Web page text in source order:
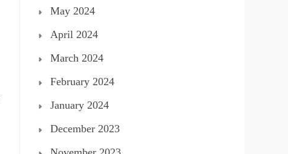
May 2024
April 2024
March 2024
February 2024
January 2024
December 2023